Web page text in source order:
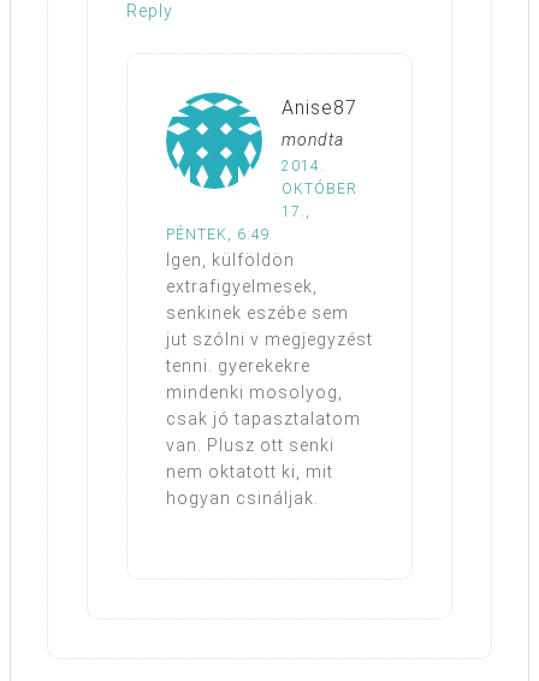
Reply
Anise87
mondta
2014.
OKTÓBER
17.,
PÉNTEK, 6:49
Igen, külföldön
extrafigyelmesek,
senkinek eszébe sem
jut szólni v megjegyzést
tenni. gyerekekre
mindenki mosolyog,
csak jó tapasztalatom
van. Plusz ott senki
nem oktatott ki, mit
hogyan csináljak.